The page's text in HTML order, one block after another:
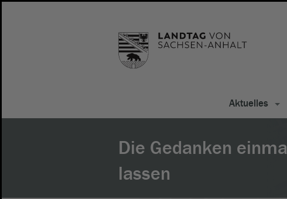
Aktuelles
Die Gedanken
lassen